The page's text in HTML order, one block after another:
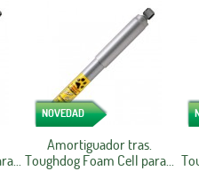
NOVEDAD
Amortiguador tras.
Toughdog Foam Cell para...